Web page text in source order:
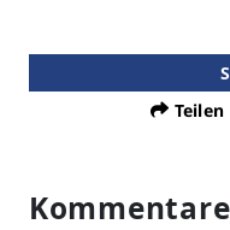
Teilen
Kommentare